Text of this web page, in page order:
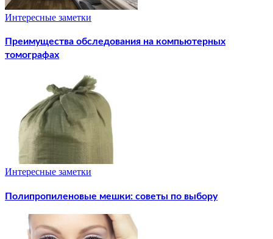
Интересные заметки
Преимущества обследования на компьютерных
томографах
Интересные заметки
Полипропиленовые мешки: советы по выбору